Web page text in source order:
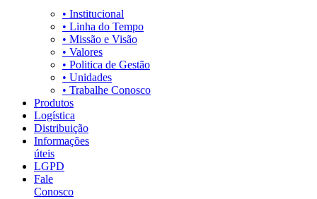
• Institucional
• Linha do Tempo
• Missão e Visão
• Valores
• Politica de Gestão
• Unidades
• Trabalhe Conosco
Produtos
Logística
Distribuição
Informações
úteis
LGPD
Fale
Conosco